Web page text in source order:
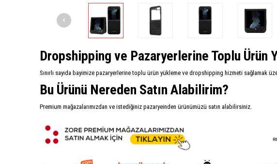
Dropshipping ve Pazaryerlerine Toplu Ürün
Sınırlı sayıda bayimize pazaryerlerine toplu ürün yükleme ve dropshipping hizmeti sağlamak
Bu Ürünü Nereden Satın Alabilirim?
Premium mağazalarımızdan ve istediğiniz pazaryeinden ürünümüzü satın alabilirsiniz.